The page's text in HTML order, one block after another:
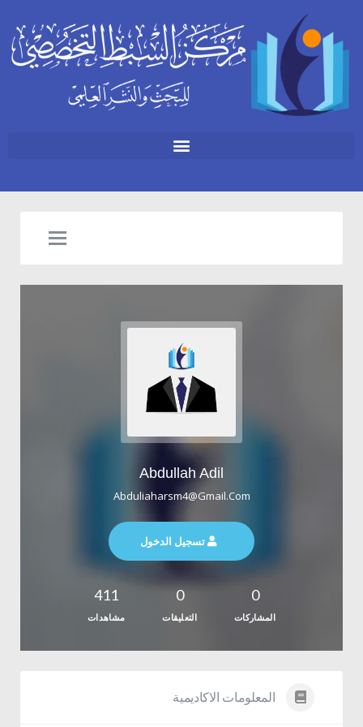
Abdullah Adil
Abduliaharsm4@gmail.com
تسجيل الدخول
0
المشاركات
0
التعليقات
411
مشاهدات
المعلومات الاكاديمية